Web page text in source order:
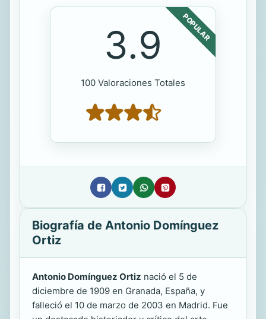
POPULAR
3.9
100 Valoraciones Totales
Biografía de Antonio Domínguez
Ortiz
Antonio Domínguez Ortiz nació el 5 de
diciembre de 1909 en Granada, España, y
falleció el 10 de marzo de 2003 en Madrid. Fue